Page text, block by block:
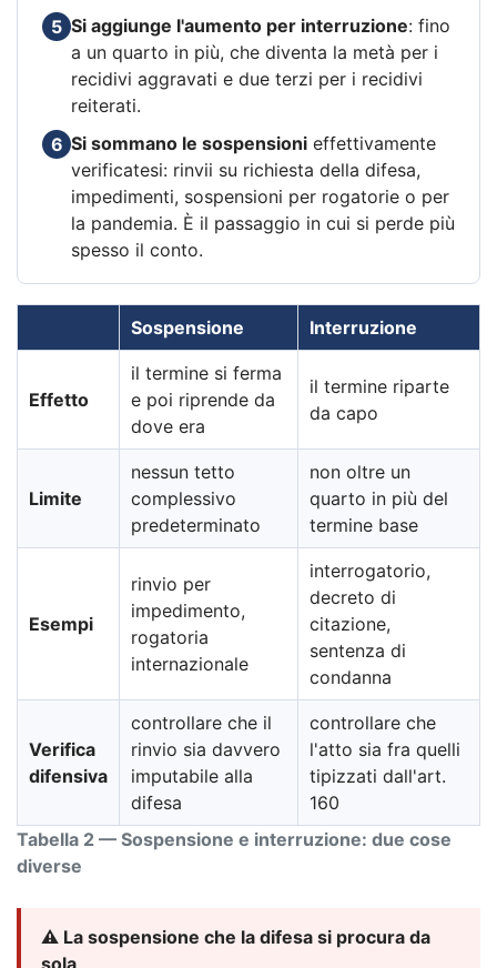
5 Si aggiunge l'aumento per interruzione: fino
a un quarto in più, che diventa la metà per i
recidivi aggravati e due terzi per i recidivi
reiterati.
6 Si sommano le sospensioni effettivamente
verificatesi: rinvii su richiesta della difesa,
impedimenti, sospensioni per rogatorie o per
la pandemia. È il passaggio in cui si perde più
spesso il conto.
Tabella 2 — Sospensione e interruzione: due cose
diverse
Sospensione Interruzione
Effetto
il termine si ferma
e poi riprende da
dove era
il termine riparte
da capo
Limite
nessun tetto
complessivo
predeterminato
non oltre un
quarto in più del
termine base
Esempi
rinvio per
impedimento,
rogatoria
internazionale
interrogatorio,
decreto di
citazione,
sentenza di
condanna
Verifica
difensiva
controllare che il
rinvio sia davvero
imputabile alla
difesa
controllare che
l'atto sia fra quelli
tipizzati dall'art.
160
⚠️ La sospensione che la difesa si procura da
sola